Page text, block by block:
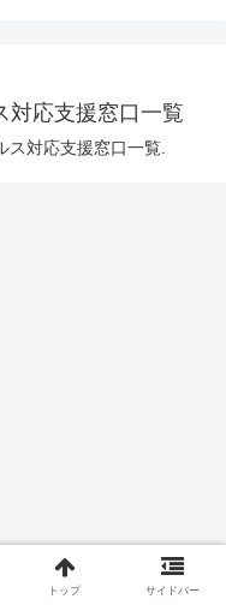
対応支援窓口一覧
対応支援窓口一覧.
トップ サイドバー